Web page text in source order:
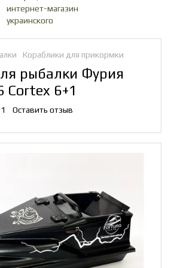
Кораблики для прикормки
рыбалки Фурия
Cortex 6+1
Оставить отзыв